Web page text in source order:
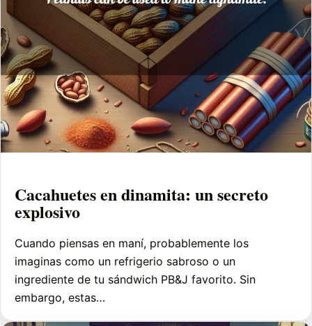
Cacahuetes en dinamita: un secreto
explosivo
Cuando piensas en maní, probablemente los
imaginas como un refrigerio sabroso o un
ingrediente de tu sándwich PB&J favorito. Sin
embargo, estas…